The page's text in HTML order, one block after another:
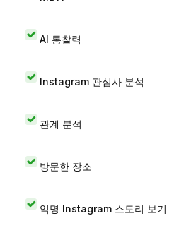
AI 통찰력
Instagram 관심사 분석
관계 분석
방문한 장소
익명 Instagram 스토리 보기